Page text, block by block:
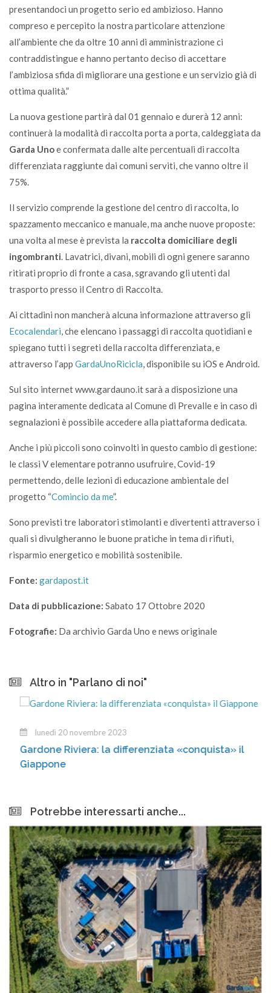
presentandoci un progetto serio ed ambizioso. Hanno
compreso e percepito la nostra particolare attenzione
all’ambiente che da oltre 10 anni di amministrazione ci
contraddistingue e hanno pertanto deciso di accettare
l’ambiziosa sfida di migliorare una gestione e un servizio già di
ottima qualità.”
La nuova gestione partirà dal 01 gennaio e durerà 12 anni:
continuerà la modalità di raccolta porta a porta, caldeggiata da
Garda Unoe confermata dalle alte percentuali di raccolta
differenziata raggiunte dai comuni serviti, che vanno oltre il
75%.
Il servizio comprende la gestione del centro di raccolta, lo
spazzamento meccanico e manuale, ma anche nuove proposte:
una volta al mese è prevista la raccolta domiciliare degli
ingombranti. Lavatrici, divani, mobili di ogni genere saranno
ritirati proprio di fronte a casa, sgravando gli utenti dal
trasporto presso il Centro di Raccolta.
Ai cittadini non mancherà alcuna informazione attraverso gli
Ecocalendari, che elencano i passaggi di raccolta quotidiani e
spiegano tutti i segreti della raccolta differenziata, e
attraverso l’app GardaUnoRicicla, disponibile su iOS e Android.
Sul sito internet www.gardauno.it sarà a disposizione una
pagina interamente dedicata al Comune di Prevalle e in caso di
segnalazioni è possibile accedere alla piattaforma dedicata.
Anche i più piccoli sono coinvolti in questo cambio di gestione:
le classi V elementare potranno usufruire, Covid-19
permettendo, delle lezioni di educazione ambientale del
progetto “Comincio da me”.
Sono previsti tre laboratori stimolanti e divertenti attraverso i
quali si divulgheranno le buone pratiche in tema di rifiuti,
risparmio energetico e mobilità sostenibile.
Fonte: gardapost.it
Data di pubblicazione: Sabato 17 Ottobre 2020
Fotografie: Da archivio Garda Uno e news originale
Altro in "Parlano di noi"
lunedì 20 novembre 2023
Gardone Riviera: la differenziata «conquista» il
Giappone
Potrebbe interessarti anche...